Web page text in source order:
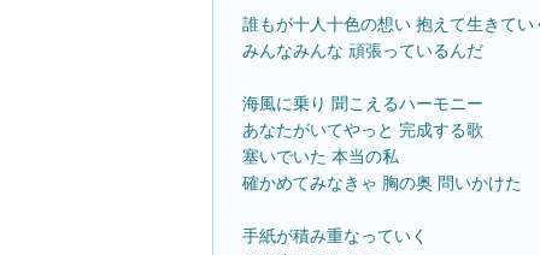
誰もが十人十色の想い 抱えて生きてい
みんなみんな 頑張っているんだ
海風に乗り 聞こえるハーモニー
あなたがいてやっと 完成する歌
塞いでいた 本当の私
確かめてみなきゃ 胸の奥 問いかけた
手紙が積み重なっていく